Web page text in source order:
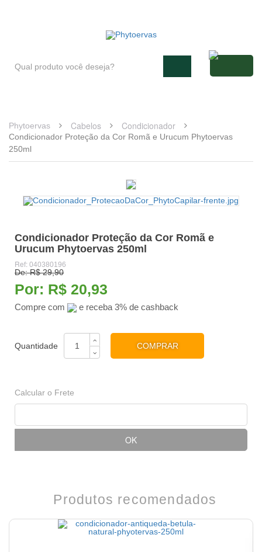
Phytoervas Cabelos Condicionador
Condicionador Proteção da Cor Romã e Urucum Phytoervas
250ml
Condicionador Proteção da Cor Romã e
Urucum Phytoervas 250ml
Ref: 040380196
De:R$ 29,90
Por: R$ 20,93
Compre com e receba 3% de cashback
COMPRAR
Calcular o Frete
Produtos recomendados